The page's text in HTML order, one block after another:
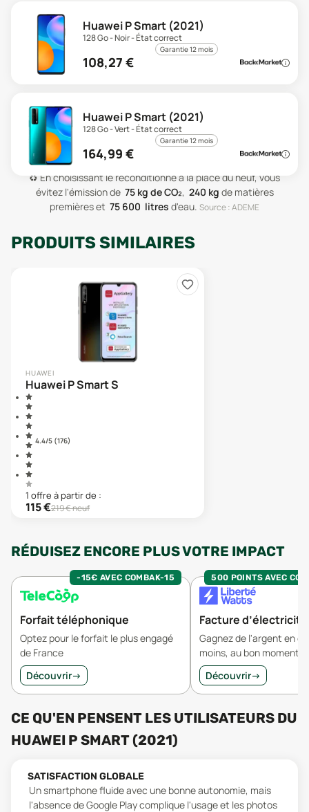
Huawei P Smart (2021)
128 Go - Noir - État correct
Garantie 12 mois
108,27 €
Huawei P Smart (2021)
128 Go - Vert - État correct
Garantie 12 mois
164,99 €
♻️ En choisissant le reconditionné à la place du neuf, vous
évitez l'émission de 75 kg de CO₂, 240 kg de matières
premièreset 75 600 litres d'eau. Source : ADEME
PRODUITS SIMILAIRES
HUAWEI
Huawei P Smart S
4.4/5 (176)
1 offre à partir de :
115€219€ neuf
RÉDUISEZ ENCORE PLUS VOTRE IMPACT
-15€ AVEC COMBAK-15
Forfait téléphonique
Optez pour le forfait le plus engagé
de France
Découvrir→
500 POINTS AVEC
Facture d’électricité
Gagnez de l'argent en
moins, au bon moment.
Découvrir→
CE QU'EN PENSENT LES UTILISATEURS DU
HUAWEI P SMART (2021)
SATISFACTION GLOBALE
Un smartphone fluide avec une bonne autonomie, mais
l'absence de Google Play complique l'usage et les photos